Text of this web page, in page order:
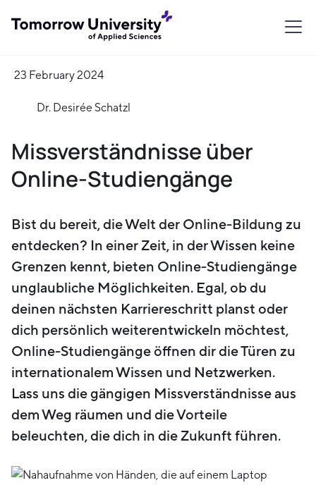
23 February 2024
Dr. Desirée Schatzl
Missverständnisse über
Online-Studiengänge
Bist du bereit, die Welt der Online-Bildung zu
entdecken? In einer Zeit, in der Wissen keine
Grenzen kennt, bieten Online-Studiengänge
unglaubliche Möglichkeiten. Egal, ob du
deinen nächsten Karriereschritt planst oder
dich persönlich weiterentwickeln möchtest,
Online-Studiengänge öffnen dir die Türen zu
internationalem Wissen und Netzwerken.
Lass uns die gängigen Missverständnisse aus
dem Weg räumen und die Vorteile
beleuchten, die dich in die Zukunft führen.